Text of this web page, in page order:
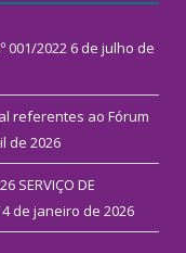
001/2022 6 de julho de
referentes ao Fórum
de 2026
SERVIÇO DE
de janeiro de 2026